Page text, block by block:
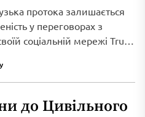
протока залишається
у переговорах з
соціальній мережі Truth
до Цивільного